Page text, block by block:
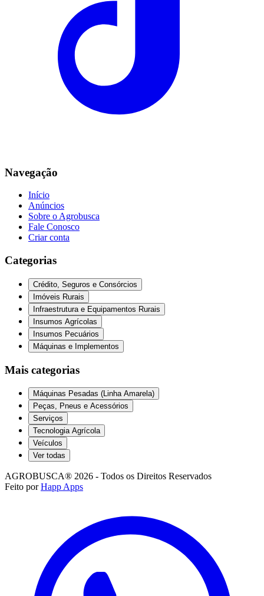
Navegação
Início
Anúncios
Sobre o Agrobusca
Fale Conosco
Criar conta
Categorias
Crédito, Seguros e Consórcios
Imóveis Rurais
Infraestrutura e Equipamentos Rurais
Insumos Agrícolas
Insumos Pecuários
Máquinas e Implementos
Mais categorias
Máquinas Pesadas (Linha Amarela)
Peças, Pneus e Acessórios
Serviços
Tecnologia Agrícola
Veículos
Ver todas
AGROBUSCA® 2026 - Todos os Direitos Reservados
Feito por Happ Apps